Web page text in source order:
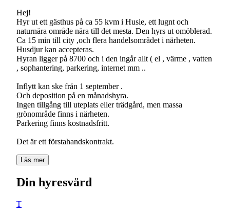
Hej!
Hyr ut ett gästhus på ca 55 kvm i Husie, ett lugnt och
naturnära område nära till det mesta. Den hyrs ut omöblerad.
Ca 15 min till city ,och flera handelsområdet i närheten.
Husdjur kan accepteras.
Hyran ligger på 8700 och i den ingår allt ( el , värme , vatten
, sophantering, parkering, internet mm ..
Inflytt kan ske från 1 september .
Och deposition på en månadshyra.
Ingen tillgång till uteplats eller trädgård, men massa
grönområde finns i närheten.
Parkering finns kostnadsfritt.
Läs mer
Din hyresvärd
T